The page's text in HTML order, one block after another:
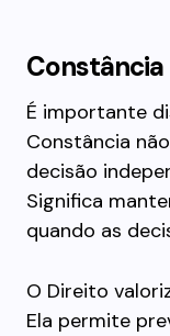
É importante
Constância
decisão
Significa
quando as
O Direito
Ela permite